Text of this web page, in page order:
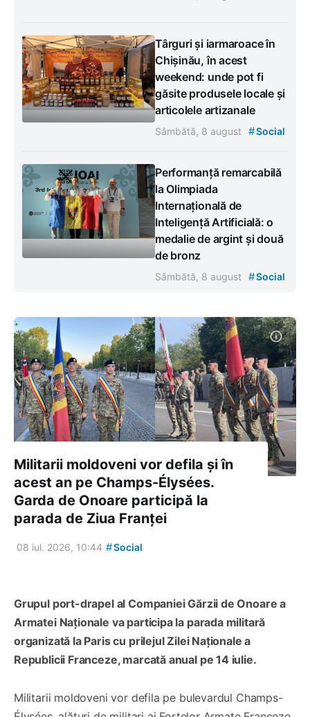
Târguri și iarmaroace în
Chișinău, în acest
weekend: unde pot fi
găsite produsele locale și
articolele artizanale
Sâmbătă, 8 august #Social
Performanță remarcabilă
la Olimpiada
Internațională de
Inteligență Artificială: o
medalie de argint și două
de bronz
Sâmbătă, 8 august #Social
Militarii moldoveni vor defila și în
acest an pe Champs-Élysées.
Garda de Onoare participă la
parada de Ziua Franței
08 iul. 2026, 10:44 #Social
Grupul port-drapel al Companiei Gărzii de Onoare a
Armatei Naționale va participa la parada militară
organizată la Paris cu prilejul Zilei Naționale a
Republicii Franceze, marcată anual pe 14 iulie.
Militarii moldoveni vor defila pe bulevardul Champs-